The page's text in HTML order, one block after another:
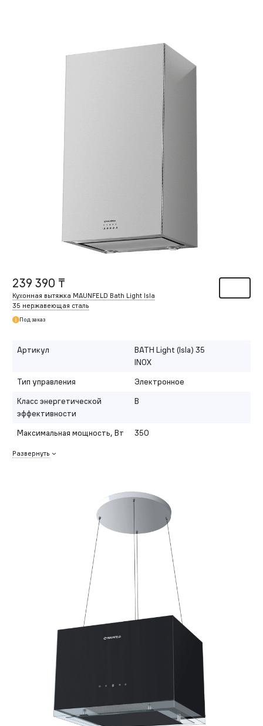
239 390 ₸
Кухонная вытяжка MAUNFELD Bath Light Isla
35 нержавеющая сталь
Под заказ
Артикул
BATH Light (Isla) 35
INOX
Тип управления
Электронное
Класс энергетической
эффективности
B
Максимальная мощность, Вт 350
Развернуть